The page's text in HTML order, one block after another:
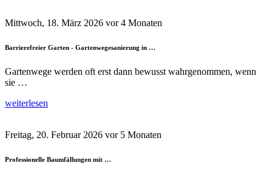
Mittwoch, 18. März 2026 vor 4 Monaten
Barrierefreier Garten - Gartenwegesanierung in …
Gartenwege werden oft erst dann bewusst wahrgenommen, wenn
sie …
weiterlesen
Freitag, 20. Februar 2026 vor 5 Monaten
Professionelle Baumfällungen mit …